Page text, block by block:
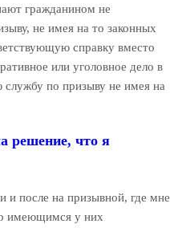
гражданином не
не имея на то законных
справку вместо
или уголовное дело в
по призыву не имея на
решение, что я
и после на призывной, где мне
имеющимся у них